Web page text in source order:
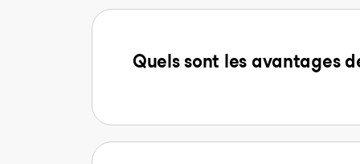
Quels sont les avantages